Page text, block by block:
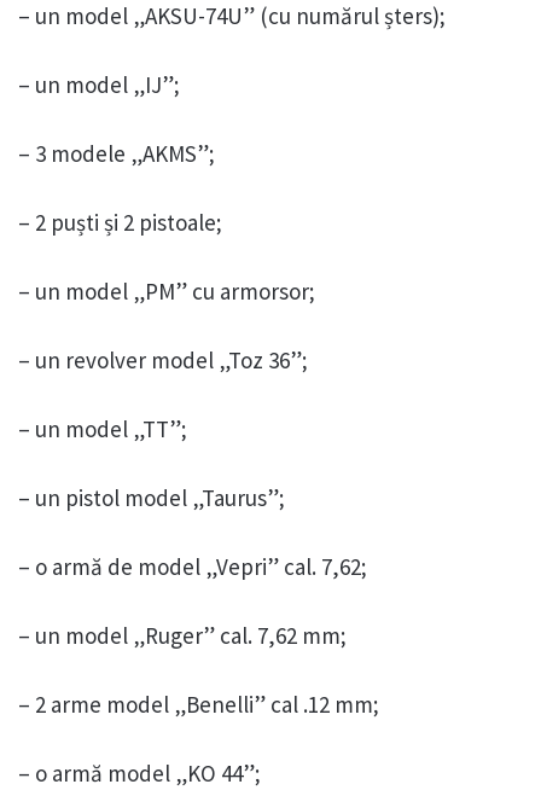
– un model „AKSU-74U” (cu numărul șters);
– un model „IJ”;
– 3 modele „AKMS”;
– 2 puști și 2 pistoale;
– un model „PM” cu armorsor;
– un revolver model „Toz 36”;
– un model „TT”;
– un pistol model „Taurus”;
– o armă de model „Vepri” cal. 7,62;
– un model „Ruger” cal. 7,62 mm;
– 2 arme model „Benelli” cal .12 mm;
– o armă model „KO 44”;